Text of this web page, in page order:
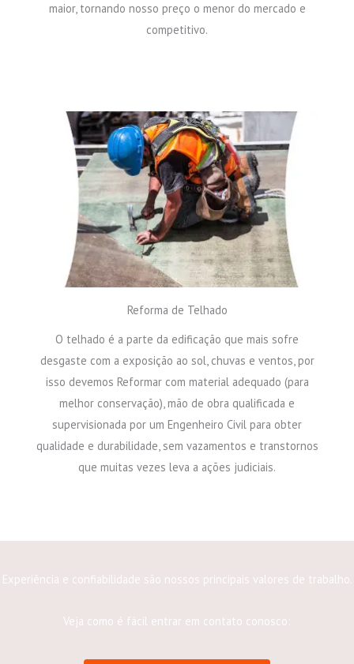
maior, tornando nosso preço o menor do mercado e
competitivo.
Reforma de Telhado
O telhado é a parte da edificação que mais sofre
desgaste com a exposição ao sol, chuvas e ventos, por
isso devemos Reformar com material adequado (para
melhor conservação), mão de obra qualificada e
supervisionada por um Engenheiro Civil para obter
qualidade e durabilidade, sem vazamentos e transtornos
que muitas vezes leva a ações judiciais.
Experiência e confiabilidade são nossos principais valores de trabalho.
Veja como é fácil entrar em contato conosco: